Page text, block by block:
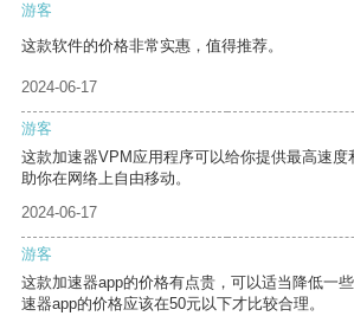
游客
这款软件的价格非常实惠，值得推荐。
2024-06-17
游客
这款加速器VPM应用程序可以给你提供最高速度
助你在网络上自由移动。
2024-06-17
游客
这款加速器app的价格有点贵，可以适当降低一
速器app的价格应该在50元以下才比较合理。